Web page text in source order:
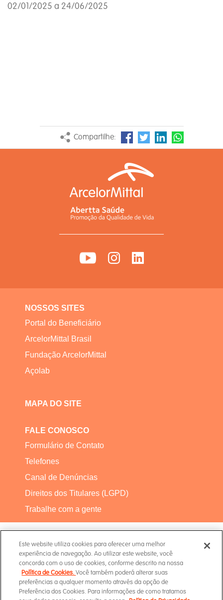
02/01/2025 a 24/06/2025
Compartilhe:
NOSSOS SITES
Portal do Beneficiário
ArcelorMittal Brasil
Fundação ArcelorMittal
Açolab
MAPA DO SITE
FALE CONOSCO
Formulário de Contato
Telefones
Canal de Denúncias
Direitos dos Titulares (LGPD)
Trabalhe com a gente
Termos de Uso
Este website utiliza cookies para oferecer uma melhor
experiência de navegação. Ao utilizar este website, você
concorda com o uso de cookies, conforme descrito na nossa
Política de Cookies.Você também poderá alterar suas
preferências a qualquer momento através da opção de
Preferência dos Cookies. Para informações de como tratamos